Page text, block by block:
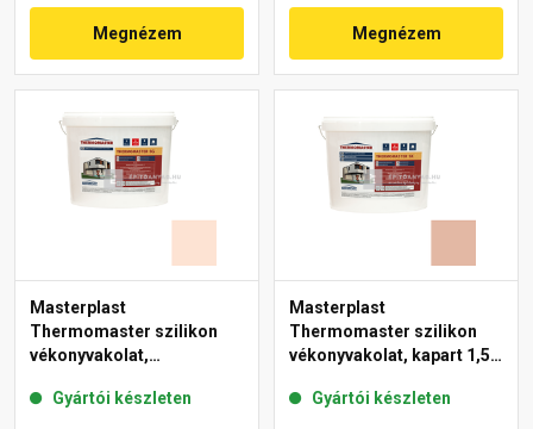
Megnézem Megnézem
Masterplast
Thermomaster szilikon
vékonyvakolat,
15-F 25 kg
Gyártói készleten
Masterplast
Thermomaster szilikon
vékonyvakolat, kapart 1,5
Gyártói készleten